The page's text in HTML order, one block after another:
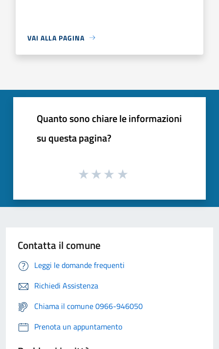
VAI ALLA PAGINA
Quanto sono chiare le informazioni
su questa pagina?
Contatta il comune
Leggi le domande frequenti
Richiedi Assistenza
Chiama il comune 0966-946050
Prenota un appuntamento